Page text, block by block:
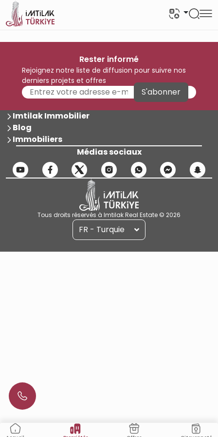
Rester informé
Rejoignez notre liste de diffusion pour suivre nos
derniers projets et offres
S'abonner
Imtilak Immobilier
Blog
Immobiliers
Médias sociaux
Tous droits réservés à Imtilak Real Estate © 2026
FR - Turquie